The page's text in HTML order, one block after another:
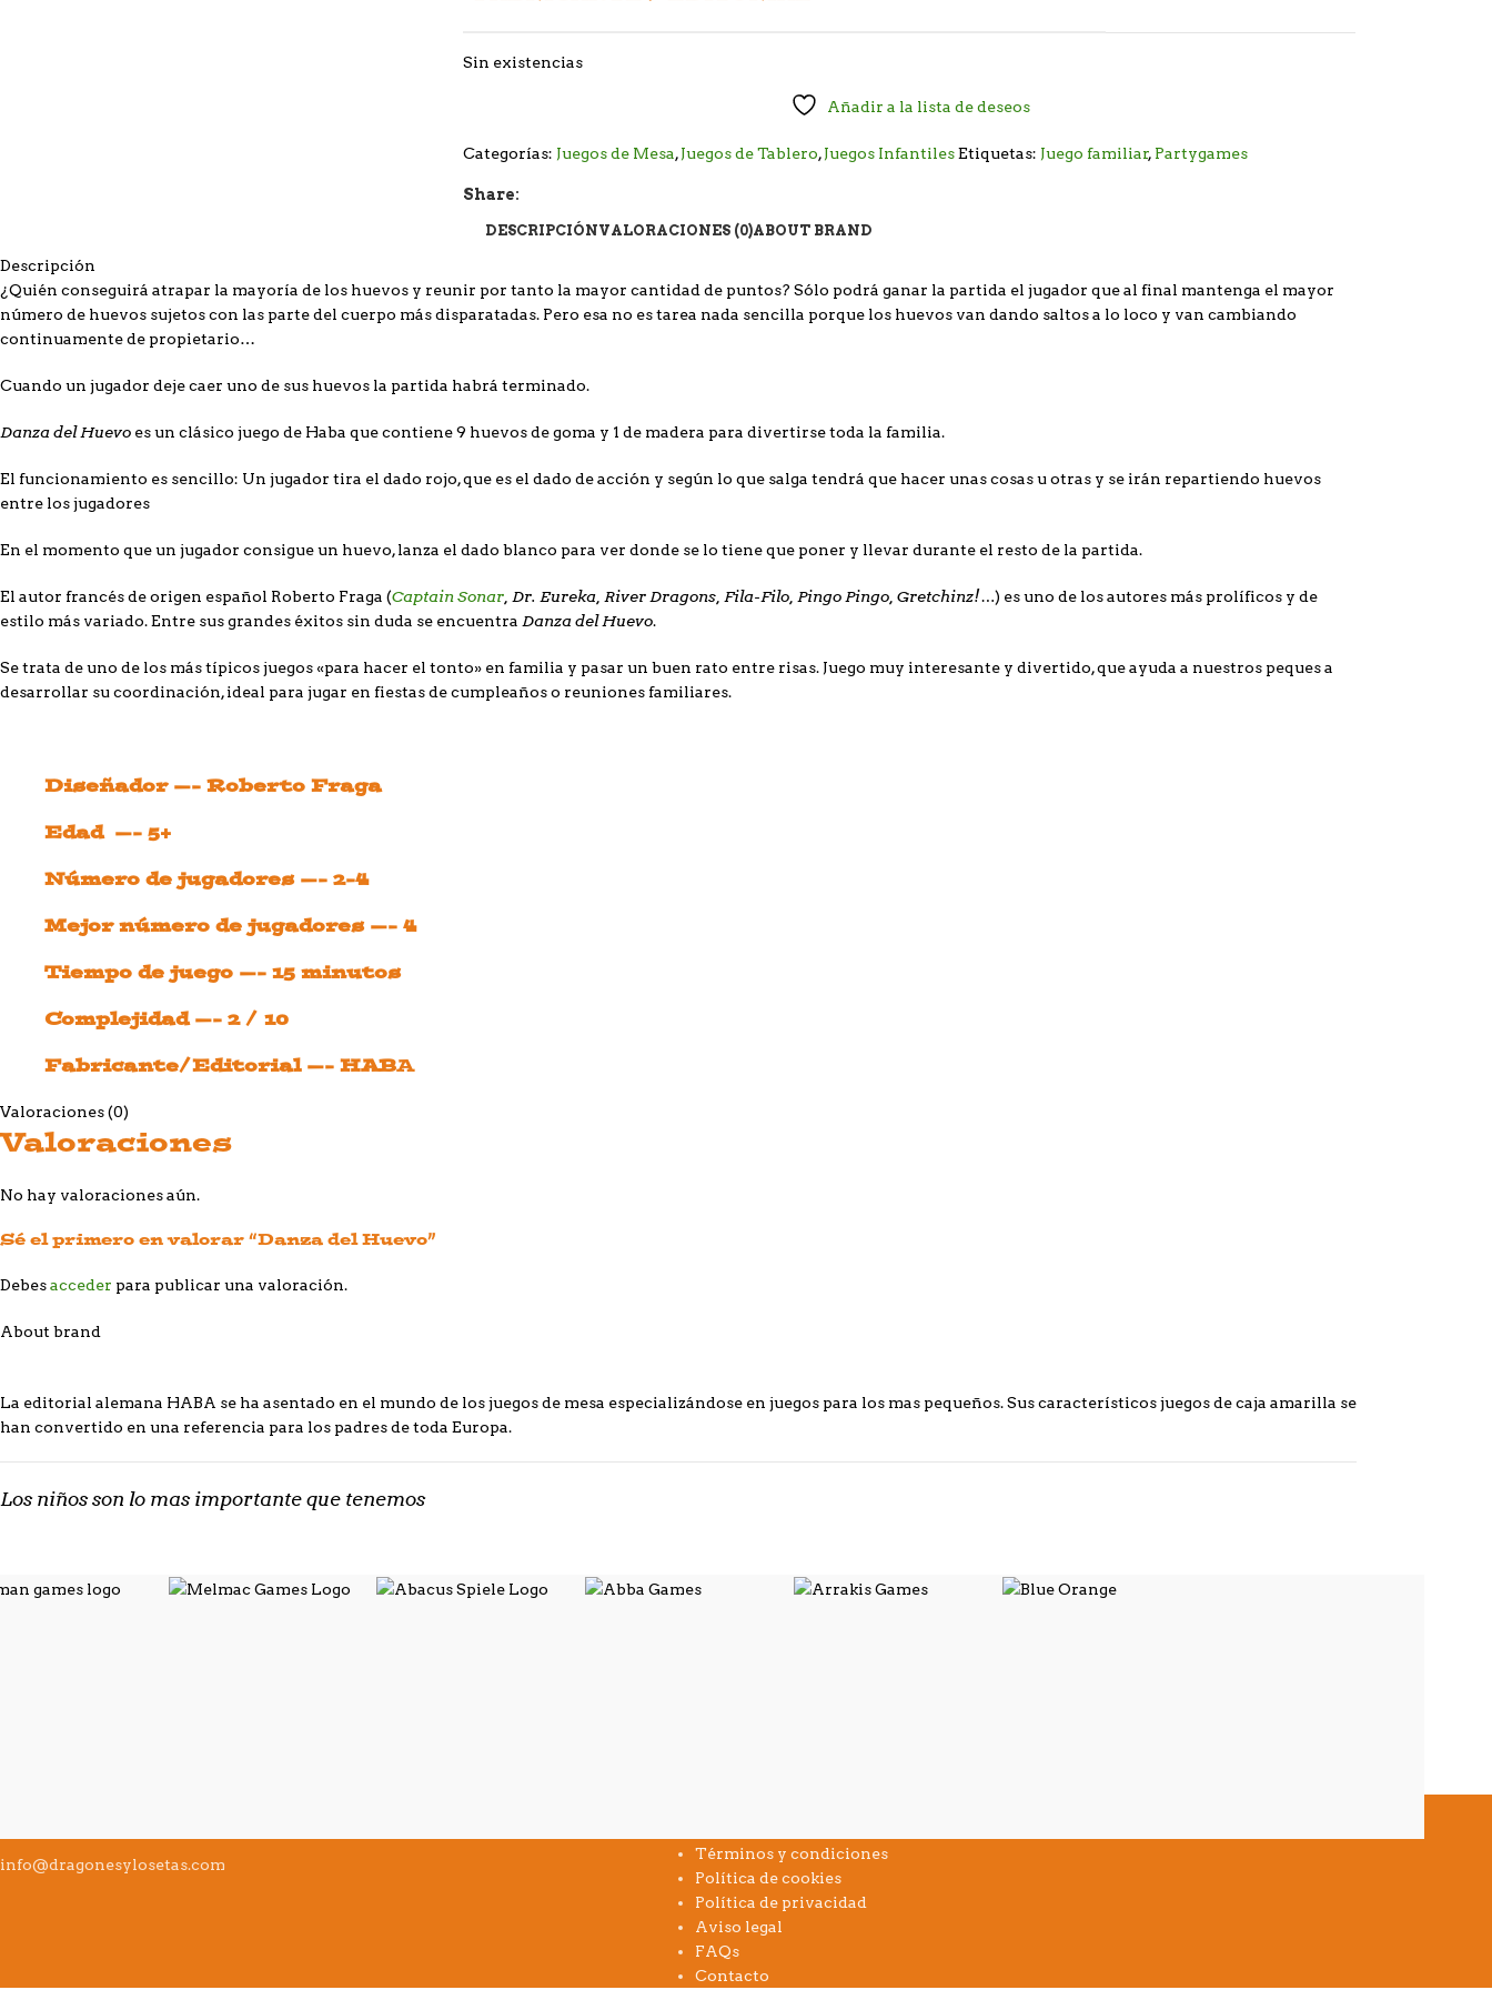
Sin existencias
Añadir a la lista de deseos
Categorías: Juegos de Mesa,Juegos de Tablero,Juegos Infantiles Etiquetas: Juego familiar, Partygames
Share:
DESCRIPCIÓNVALORACIONES (0)ABOUT BRAND
Descripción
¿Quién conseguirá atrapar la mayoría de los huevos y reunir por tanto la mayor cantidad de puntos? Sólo podrá ganar la partida el jugador que al final mantenga el mayor
número de huevos sujetos con las parte del cuerpo más disparatadas. Pero esa no es tarea nada sencilla porque los huevos van dando saltos a lo loco y van cambiando
continuamente de propietario…
Cuando un jugador deje caer uno de sus huevos la partida habrá terminado.
Danza del Huevo es un clásico juego de Haba que contiene 9 huevos de goma y 1 de madera para divertirse toda la familia.
El funcionamiento es sencillo: Un jugador tira el dado rojo, que es el dado de acción y según lo que salga tendrá que hacer unas cosas u otras y se irán repartiendo huevos
entre los jugadores
En el momento que un jugador consigue un huevo, lanza el dado blanco para ver donde se lo tiene que poner y llevar durante el resto de la partida.
El autor francés de origen español Roberto Fraga (Captain Sonar, Dr. Eureka, River Dragons, Fila-Filo, Pingo Pingo, Gretchinz!…) es uno de los autores más prolíficos y de
estilo más variado. Entre sus grandes éxitos sin duda se encuentra Danza del Huevo.
Se trata de uno de los más típicos juegos «para hacer el tonto» en familia y pasar un buen rato entre risas. Juego muy interesante y divertido, que ayuda a nuestros peques a
desarrollar su coordinación, ideal para jugar en fiestas de cumpleaños o reuniones familiares.
Diseñador —- Roberto Fraga
Edad —- 5+
Número de jugadores —- 2-4
Mejor número de jugadores —- 4
Tiempo de juego —- 15 minutos
Complejidad —- 2 / 10
Fabricante/Editorial —- HABA
Valoraciones (0)
Valoraciones
No hay valoraciones aún.
Sé el primero en valorar “Danza del Huevo”
Debesacceder para publicar una valoración.
About brand
La editorial alemana HABA se ha asentado en el mundo de los juegos de mesa especializándose en juegos para los mas pequeños. Sus característicos juegos de caja amarilla se
han convertido en una referencia para los padres de toda Europa.
Los niños son lo mas importante que tenemos
info@dragonesylosetas.com
Términos y condiciones
Política de cookies
Política de privacidad
Aviso legal
FAQs
Contacto